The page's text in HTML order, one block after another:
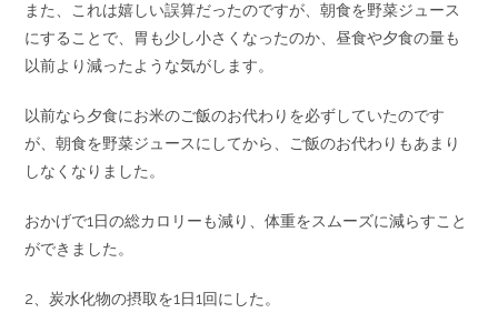
また、これは嬉しい誤算だったのですが、朝食を野菜ジュース
にすることで、胃も少し小さくなったのか、昼食や夕食の量も
以前より減ったような気がします。
以前なら夕食にお米のご飯のお代わりを必ずしていたのです
が、朝食を野菜ジュースにしてから、ご飯のお代わりもあまり
しなくなりました。
おかげで1日の総カロリーも減り、体重をスムーズに減らすこと
ができました。
2、炭水化物の摂取を1日1回にした。